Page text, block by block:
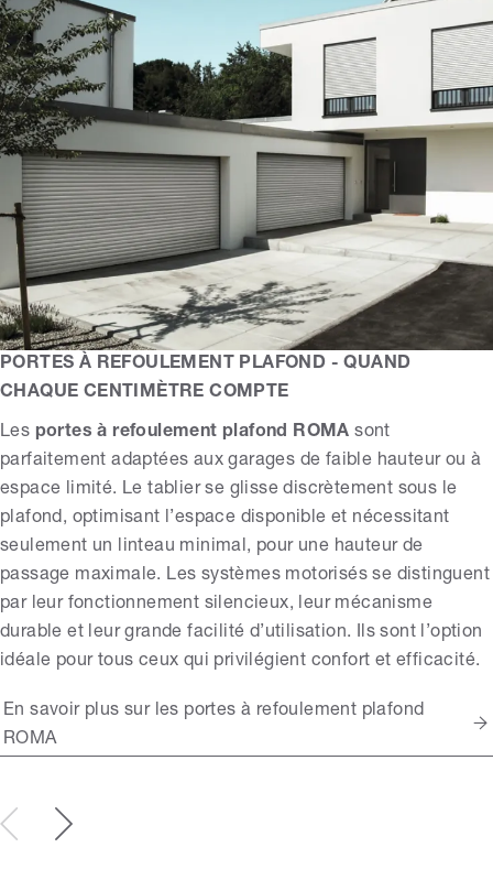
PORTES À REFOULEMENT PLAFOND - QUAND
CHAQUE CENTIMÈTRE COMPTE
Les portes à refoulement plafond ROMA sont
parfaitement adaptées aux garages de faible hauteur ou à
espace limité. Le tablier se glisse discrètement sous le
plafond, optimisant l’espace disponible et nécessitant
seulement un linteau minimal, pour une hauteur de
passage maximale. Les systèmes motorisés se distinguent
par leur fonctionnement silencieux, leur mécanisme
durable et leur grande facilité d’utilisation. Ils sont l’option
idéale pour tous ceux qui privilégient confort et efficacité.
En savoir plus sur les portes à refoulement plafond
ROMA